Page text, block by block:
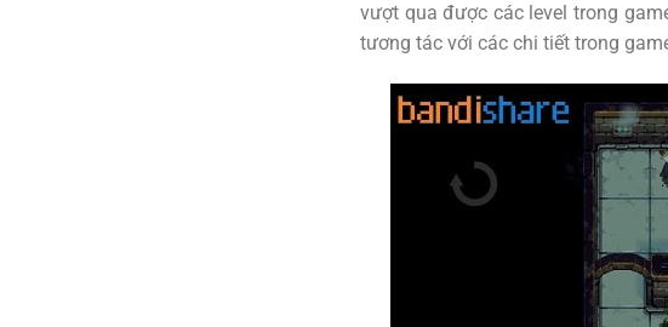
vượt qua được các level trong
tương tác với các chi tiết trong